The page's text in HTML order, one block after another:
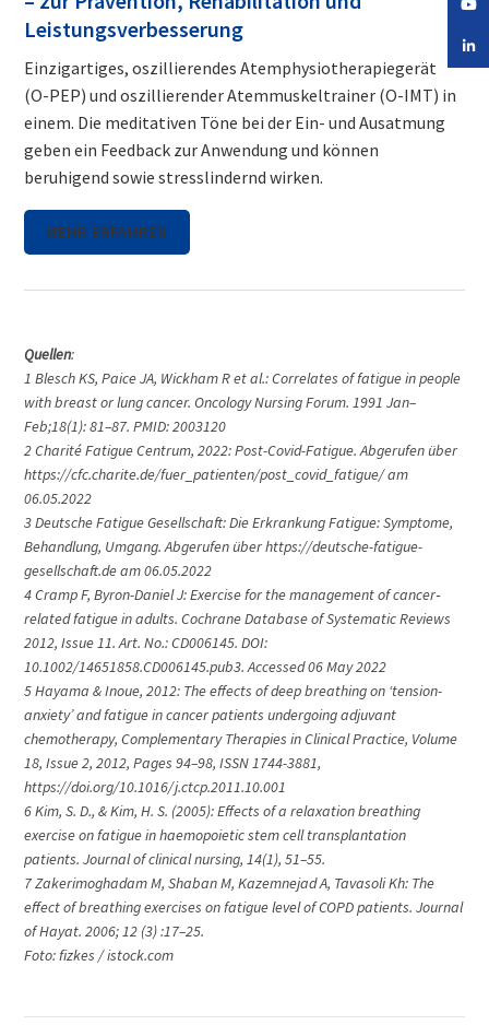
Leistungsverbesserung
Einzigartiges, oszillierendes Atemphysiotherapiegerät
(O-PEP) und oszillierender Atemmuskeltrainer (O-IMT) in
einem. Die meditativen Töne bei der Ein- und Ausatmung
geben ein Feedback zur Anwendung und können
beruhigend sowie stresslindernd wirken.
MEHR ERFAHREN
Quellen:
1 Blesch KS, Paice JA, Wickham R et al.: Correlates of fatigue in people
with breast or lung cancer. Oncology Nursing Forum. 1991 Jan–
Feb;18(1): 81–87. PMID: 2003120
2 Charité Fatigue Centrum, 2022: Post-Covid-Fatigue. Abgerufen über
https://cfc.charite.de/fuer_patienten/post_covid_fatigue/ am
06.05.2022
3 Deutsche Fatigue Gesellschaft: Die Erkrankung Fatigue: Symptome,
Behandlung, Umgang. Abgerufen über https://deutsche-fatigue-
gesellschaft.de am 06.05.2022
4 Cramp F, Byron-Daniel J: Exercise for the management of cancer‐
related fatigue in adults. Cochrane Database of Systematic Reviews
2012, Issue 11. Art. No.: CD006145. DOI:
10.1002/14651858.CD006145.pub3. Accessed 06 May 2022
5 Hayama & Inoue, 2012: The effects of deep breathing on ‘tension-
anxiety’ and fatigue in cancer patients undergoing adjuvant
chemotherapy, Complementary Therapies in Clinical Practice, Volume
18, Issue 2, 2012, Pages 94–98, ISSN 1744-3881,
https://doi.org/10.1016/j.ctcp.2011.10.001
6 Kim, S. D., & Kim, H. S. (2005): Effects of a relaxation breathing
exercise on fatigue in haemopoietic stem cell transplantation
patients. Journal of clinical nursing, 14(1), 51–55.
7 Zakerimoghadam M, Shaban M, Kazemnejad A, Tavasoli Kh: The
effect of breathing exercises on fatigue level of COPD patients. Journal
of Hayat. 2006; 12 (3) :17–25.
Foto: fizkes / istock.com